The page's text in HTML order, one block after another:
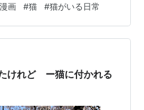
画 #猫 #猫がいる日常
けれど ー猫に付かれる